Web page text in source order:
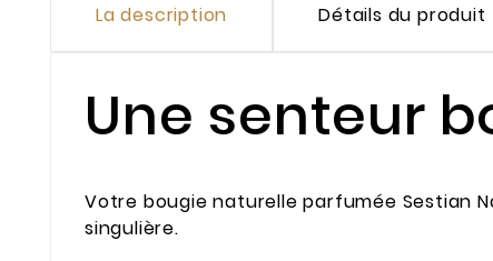
La description Détails du produit
Une senteur
Votre bougie naturelle parfumée Sestian
singulière.